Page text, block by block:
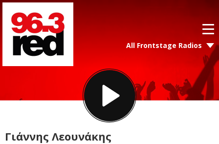
All Frontstage Radios
Γιάννης Λεουνάκης